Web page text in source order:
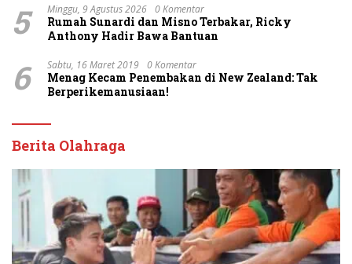
5 Minggu, 9 Agustus 2026 0 Komentar
Rumah Sunardi dan Misno Terbakar, Ricky
Anthony Hadir Bawa Bantuan
6 Sabtu, 16 Maret 2019 0 Komentar
Menag Kecam Penembakan di New Zealand: Tak
Berperikemanusiaan!
Berita Olahraga